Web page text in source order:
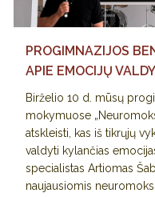
PROGIMNAZIJOS
APIE EMOCIJŲ
Birželio 10 d. mūsų
mokymuose
atskleisti, kas iš tikrųjų
valdyti kylančias
specialistas Artiomas
naujausiomis